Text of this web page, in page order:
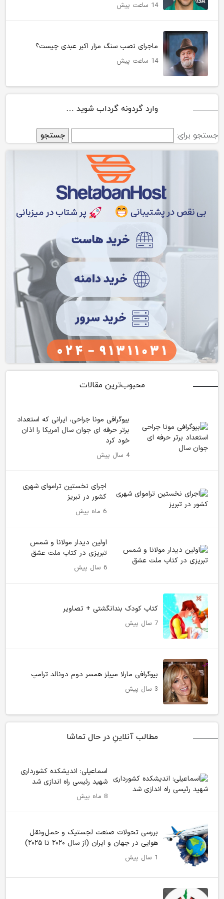
محبوب‌ترین مقالات
بیوگرافی مونا جراحی، ایرانی که استعداد
برتر حرفه ای جوان سال آمریکا را اذان
خود کرد
4 سال پیش
اجرای نخستین تراموای شهری
کشور در تبریز
6 ماه پیش
اولین دیدار مولانا و شمس
تبریزی در کتاب ملت عشق
6 سال پیش
کتاب کودک بندانگشتی + تصاویر
7 سال پیش
بیوگرافی مارلا میپلز همسر دوم دونالد ترامپ
3 سال پیش
مطالب آنلاینِ در حال تماشا
اسماعیلی: اندیشکده کشورداری
شهید رئیسی راه اندازی شد
8 ماه پیش
بررسی تحولات صنعت لجستیک و حمل‌ونقل
هوایی در جهان و ایران (از سال ۲۰۲۰ تا ۲۰۲۵)
1 سال پیش
14 ساعت پیش
ماجرای نصب سنگ مزار اکبر عبدی چیست؟
14 ساعت پیش
وارد گردونه گرداب شوید …
جستجو برای: